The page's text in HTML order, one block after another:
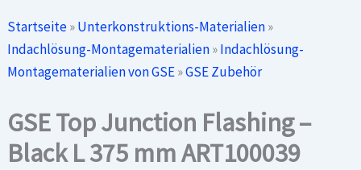
Startseite»Unterkonstruktions-Materialien»
Indachlösung-Montagematerialien»Indachlösung-
Montagematerialien von GSE»GSE Zubehör
GSE Top Junction Flashing –
Black L 375 mm ART100039